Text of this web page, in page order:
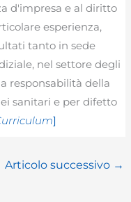
d'impresa e al diritto
esperienza,
tanto in sede
nel settore degli
responsabilità della
sanitari e per difetto
]
Articolo successivo →